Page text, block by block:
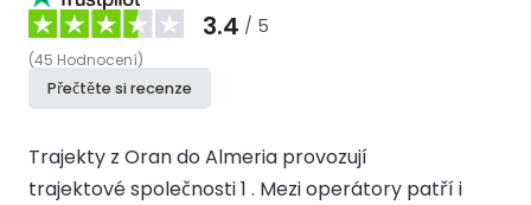
3.4 / 5
(45 Hodnocení)
Přečtěte si recenze
Trajekty z Oran do Almeria provozují
trajektové společnosti 1 . Mezi operátory patří i